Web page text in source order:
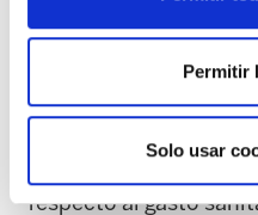
Permitir
Solo usar
menos.
sanidad no se puede
cuarto país europeo
respecto al gasto